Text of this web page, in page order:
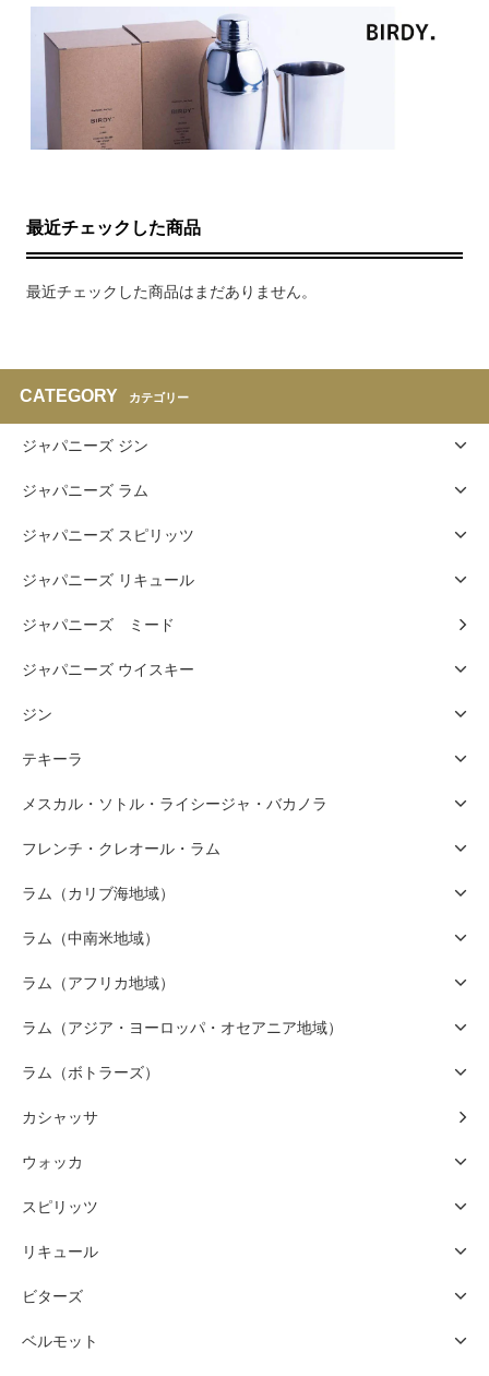
最近チェックした商品
最近チェックした商品はまだありません。
CATEGORY カテゴリー
ジャパニーズ ジン
ジャパニーズ ラム
ジャパニーズ スピリッツ
ジャパニーズ リキュール
ジャパニーズ ミード
ジャパニーズ ウイスキー
ジン
テキーラ
メスカル・ソトル・ライシージャ・バカノラ
フレンチ・クレオール・ラム
ラム（カリブ海地域）
ラム（中南米地域）
ラム（アフリカ地域）
ラム（アジア・ヨーロッパ・オセアニア地域）
ラム（ボトラーズ）
カシャッサ
ウォッカ
スピリッツ
リキュール
ビターズ
ベルモット